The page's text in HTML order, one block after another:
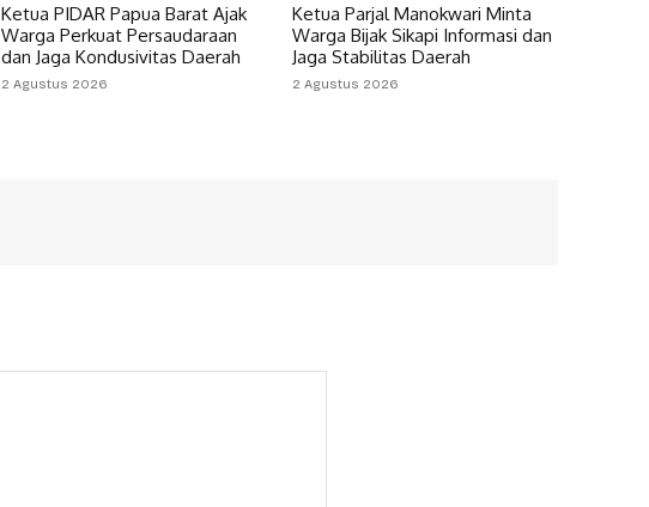
Ketua PIDAR Papua Barat Ajak
Warga Perkuat Persaudaraan
dan Jaga Kondusivitas Daerah
2 Agustus 2026
Ketua Parjal Manokwari Minta
Warga Bijak Sikapi Informasi dan
Jaga Stabilitas Daerah
2 Agustus 2026